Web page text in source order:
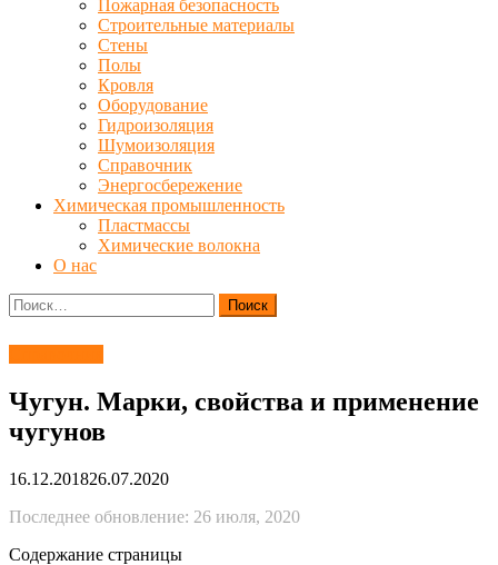
Пожарная безопасность
Строительные материалы
Стены
Полы
Кровля
Оборудование
Гидроизоляция
Шумоизоляция
Справочник
Энергосбережение
Химическая промышленность
Пластмассы
Химические волокна
О нас
Найти:
Чугун. Марки, свойства и применение
чугунов
16.12.201826.07.2020
Последнее обновление: 26 июля, 2020
Содержание страницы